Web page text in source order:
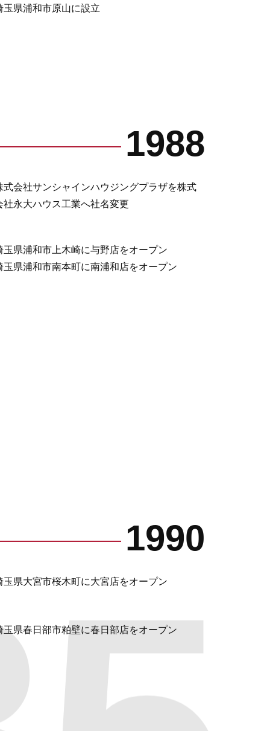
玉県浦和市原山に設立
1988
式会社サンシャインハウジングプラザを株式
社永大ハウス工業へ社名変更
玉県浦和市上木崎に与野店をオープン
玉県浦和市南本町に南浦和店をオープン
1990
玉県大宮市桜木町に大宮店をオープン
玉県春日部市粕壁に春日部店をオープン